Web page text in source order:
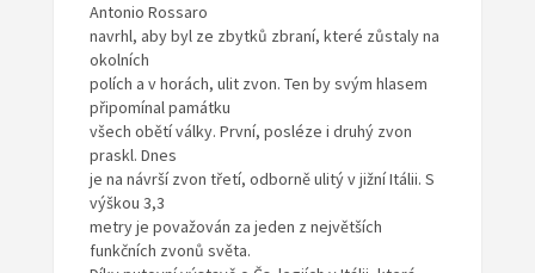
Antonio Rossaro
navrhl, aby byl ze zbytků zbraní, které zůstaly na
okolních
polích a v horách, ulit zvon. Ten by svým hlasem
připomínal památku
všech obětí války. První, posléze i druhý zvon
praskl. Dnes
je na návrší zvon třetí, odborně ulitý v jižní Itálii. S
výškou 3,3
metry je považován za jeden z největších
funkčních zvonů světa.